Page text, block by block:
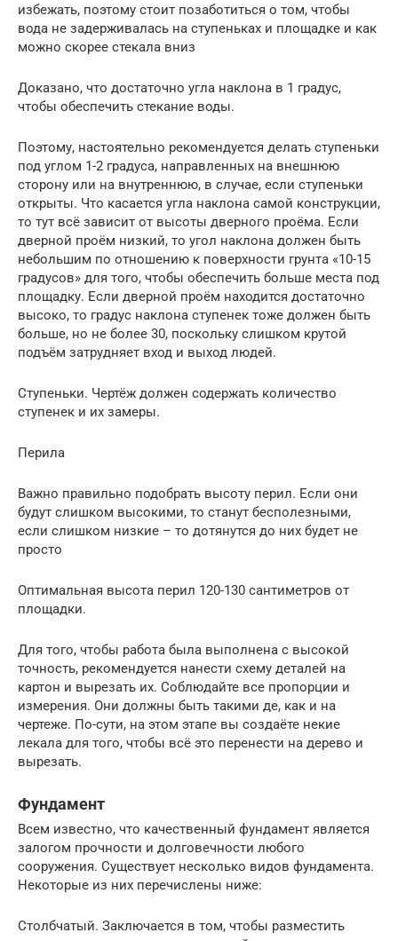
избежать, поэтому стоит позаботиться о том, чтобы
вода не задерживалась на ступеньках и площадке и как
можно скорее стекала вниз
Доказано, что достаточно угла наклона в 1 градус,
чтобы обеспечить стекание воды.
Поэтому, настоятельно рекомендуется делать ступеньки
под углом 1-2 градуса, направленных на внешнюю
сторону или на внутреннюю, в случае, если ступеньки
открыты. Что касается угла наклона самой конструкции,
то тут всё зависит от высоты дверного проёма. Если
дверной проём низкий, то угол наклона должен быть
небольшим по отношению к поверхности грунта «10-15
градусов» для того, чтобы обеспечить больше места под
площадку. Если дверной проём находится достаточно
высоко, то градус наклона ступенек тоже должен быть
больше, но не более 30, поскольку слишком крутой
подъём затрудняет вход и выход людей.
Ступеньки. Чертёж должен содержать количество
ступенек и их замеры.
Перила
Важно правильно подобрать высоту перил. Если они
будут слишком высокими, то станут бесполезными,
если слишком низкие – то дотянутся до них будет не
просто
Оптимальная высота перил 120-130 сантиметров от
площадки.
Для того, чтобы работа была выполнена с высокой
точность, рекомендуется нанести схему деталей на
картон и вырезать их. Соблюдайте все пропорции и
измерения. Они должны быть такими де, как и на
чертеже. По-сути, на этом этапе вы создаёте некие
лекала для того, чтобы всё это перенести на дерево и
вырезать.
Фундамент
Всем известно, что качественный фундамент является
залогом прочности и долговечности любого
сооружения. Существует несколько видов фундамента.
Некоторые из них перечислены ниже:
Столбчатый. Заключается в том, чтобы разместить